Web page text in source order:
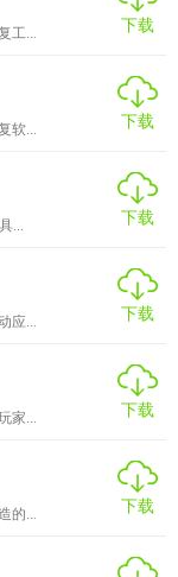
工...
下载
软...
下载
...
下载
应...
下载
家...
下载
的...
下载